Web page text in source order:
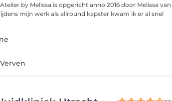
by Melissa is opgericht anno 2016 door Melissa van
mijn werk als allround kapster kwam ik er al snel